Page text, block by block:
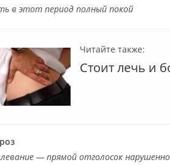
в этот период полный покой
Читайте также:
Стоит лечь и
— прямой отголосок